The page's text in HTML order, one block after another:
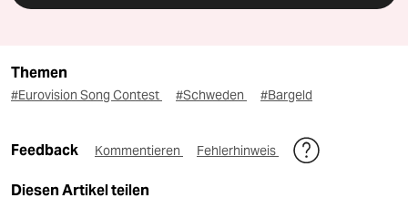
Themen
#Eurovision Song Contest #Schweden #Bargeld
Feedback Kommentieren Fehlerhinweis
Diesen Artikel teilen